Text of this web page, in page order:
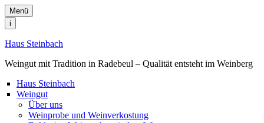
Menü
i
Haus Steinbach
Weingut mit Tradition in Radebeul – Qualität entsteht im Weinberg
Haus Steinbach
Weingut
Über uns
Weinprobe und Weinverkostung